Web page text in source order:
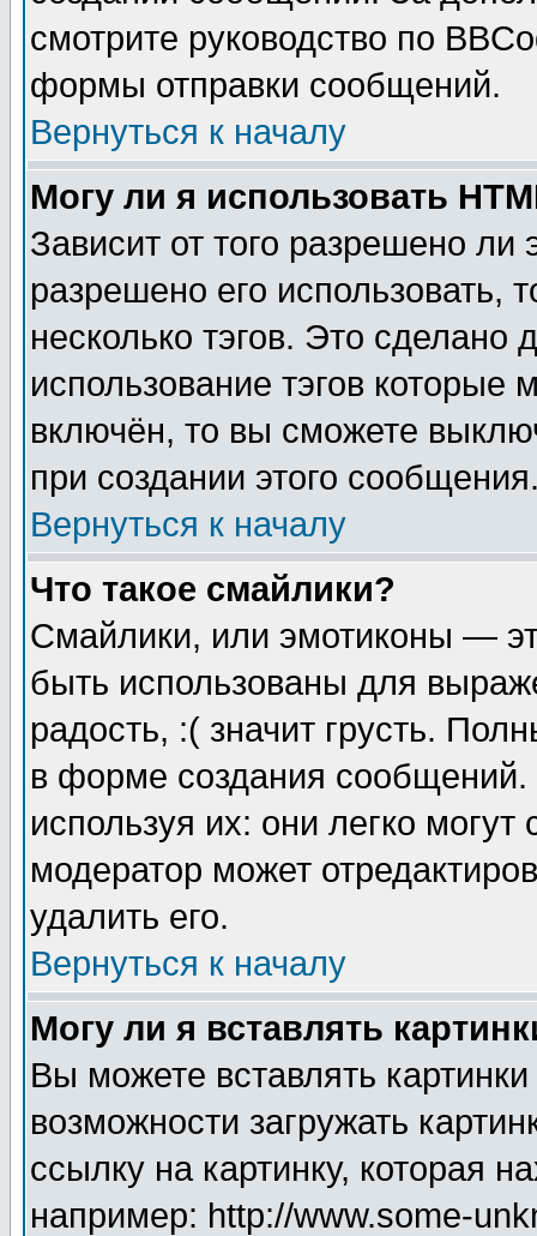
смотрите руководство по
формы отправки сообщений.
Вернуться к началу
Могу ли я использовать
Зависит от того разрешено
разрешено его использовать,
несколько тэгов. Это сделано
использование тэгов
включён, то вы сможете
при создании этого
Вернуться к началу
Что такое смайлики?
Смайлики, или эмотиконы —
быть использованы для
радость, :( значит грусть.
в форме создания сообщений.
используя их: они легко
модератор может
удалить его.
Вернуться к началу
Могу ли я вставлять
Вы можете вставлять
возможности загружать
ссылку на картинку, которая
например: http://www.some-